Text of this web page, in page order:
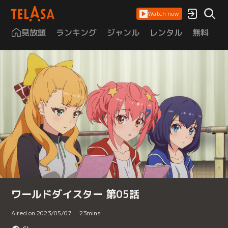
Watch now
見放題 ランキング ジャンル レンタル 無料
ワールドダイスター 第05話
Aired on 2023/05/07 23mins